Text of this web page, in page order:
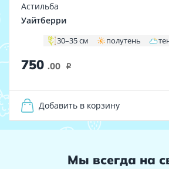
Астильба
Уайтберри
30–35 см полутень
750 .00 i
Добавить в корзину
Мы всегда на